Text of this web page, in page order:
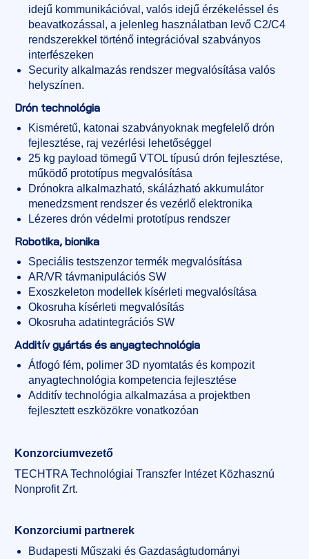
idejű kommunikációval, valós idejű érzékeléssel és
beavatkozással, a jelenleg használatban levő C2/C4
rendszerekkel történő integrációval szabványos
interfészeken
Security alkalmazás rendszer megvalósítása valós
helyszínen.
Drón technológia
Kisméretű, katonai szabványoknak megfelelő drón
fejlesztése, raj vezérlési lehetőséggel
25 kg payload tömegű VTOL típusú drón fejlesztése,
működő prototípus megvalósítása
Drónokra alkalmazható, skálázható akkumulátor
menedzsment rendszer és vezérlő elektronika
Lézeres drón védelmi prototípus rendszer
Robotika, bionika
Speciális testszenzor termék megvalósítása
AR/VR távmanipulációs SW
Exoszkeleton modellek kísérleti megvalósítása
Okosruha kísérleti megvalósítás
Okosruha adatintegrációs SW
Additív gyártás és anyagtechnológia
Átfogó fém, polimer 3D nyomtatás és kompozit
anyagtechnológia kompetencia fejlesztése
Additív technológia alkalmazása a projektben
fejlesztett eszközökre vonatkozóan
Konzorciumvezető
TECHTRA Technológiai Transzfer Intézet Közhasznú
Nonprofit Zrt.
Konzorciumi partnerek
Budapesti Műszaki és Gazdaságtudományi